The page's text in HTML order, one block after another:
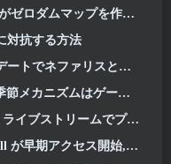
り直し、作戦ゲームプレイを拡張
対抗する方法
ァリスとの戦いが始まる
への「最大の追加」の 1 つです
ムでプレイヤーの質問に答える
くつかのねじれがないわけではありません